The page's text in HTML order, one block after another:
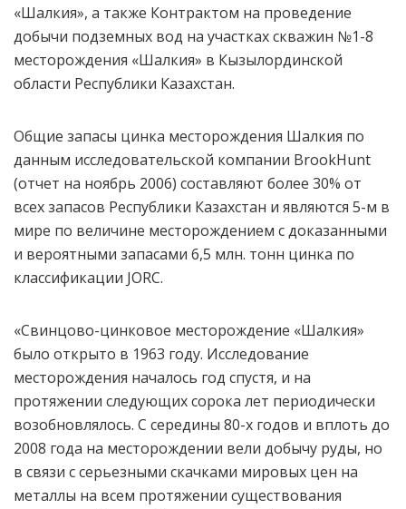
«Шалкия», а также Контрактом на проведение
добычи подземных вод на участках скважин №1-8
месторождения «Шалкия» в Кызылординской
области Республики Казахстан.
Общие запасы цинка месторождения Шалкия по
данным исследовательской компании BrookHunt
(отчет на ноябрь 2006) составляют более 30% от
всех запасов Республики Казахстан и являются 5-м в
мире по величине месторождением с доказанными
и вероятными запасами 6,5 млн. тонн цинка по
классификации JORC.
«Свинцово-цинковое месторождение «Шалкия»
было открыто в 1963 году. Исследование
месторождения началось год спустя, и на
протяжении следующих сорока лет периодически
возобновлялось. С середины 80-х годов и вплоть до
2008 года на месторождении вели добычу руды, но
в связи с серьезными скачками мировых цен на
металлы на всем протяжении существования